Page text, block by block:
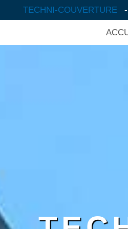
TECHNI-COUVERTURE